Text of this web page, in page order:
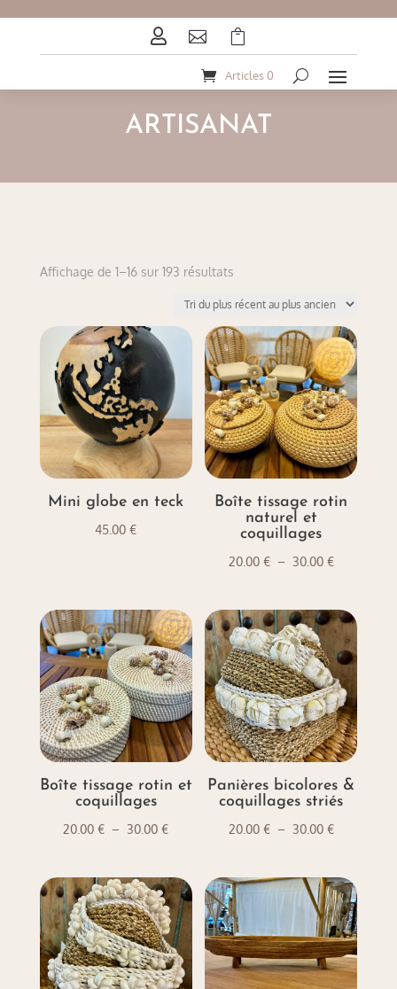
  
Articles 0
ARTISANAT
Affichage de 1–16 sur 193 résultatsTrié
plus
récent
au
plus
ancien
Mini globe en teck
45.00€
Boîte tissage rotin
naturel et
coquillages
20.00 € – 30.00 €Plage
prix :
20.00 €
à
30.00 €
Boîte tissage rotin et
coquillages
20.00€ – 30.00€Plage
prix :
20.00 €
à
30.00 €
Panières bicolores &
coquillages striés
20.00 € – 30.00 €Plage
prix :
20.00 €
à
30.00 €